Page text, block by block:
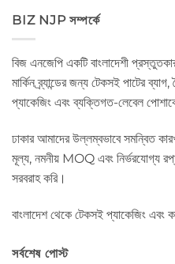
BIZ NJP সম্পর্কে
বিজ এনজেপি একটি বাংলাদেশী
মার্কিন ব্র্যান্ডের জন্য টেকসই পাটের
প্যাকেজিং এবং ব্যক্তিগত-লেবেল
ঢাকার আমাদের উল্লম্বভাবে সমন্বিত
মূল্য, নমনীয় MOQ এবং নির্ভরযোগ্য
সরবরাহ করি।
বাংলাদেশ থেকে টেকসই প্যাকেজিং এবং
সর্বশেষ পোস্ট